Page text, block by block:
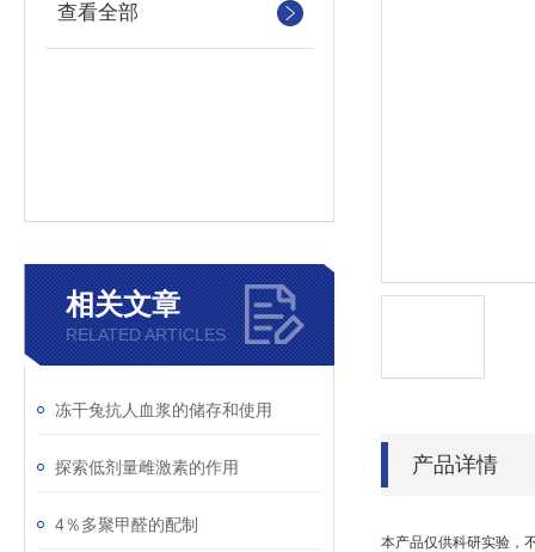
查看全部
相关文章
RELATED ARTICLES
冻干兔抗人血浆的储存和使用
探索低剂量雌激素的作用
4％多聚甲醛的配制
产品详情
本产品仅供科研实验，